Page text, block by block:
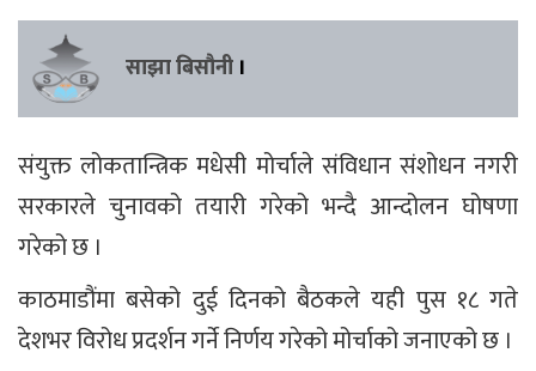
साझा बिसौनी ।
संयुक्त लोकतान्त्रिक मधेसी मोर्चाले संविधान संशोधन नगरी
सरकारले चुनावको तयारी गरेको भन्दै आन्दोलन घोषणा
गरेको छ ।
काठमाडौंमा बसेको दुई दिनको बैठकले यही पुस १८ गते
देशभर विरोध प्रदर्शन गर्ने निर्णय गरेको मोर्चाको जनाएको छ ।